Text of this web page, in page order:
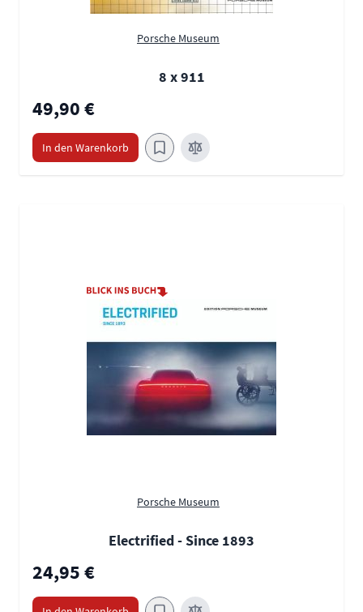
Porsche Museum
8 x 911
49,90 €
In den Warenkorb
Porsche Museum
Electrified - Since 1893
24,95 €